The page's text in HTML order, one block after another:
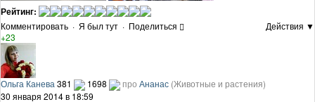
Рейтинг:
Комментировать · Я был тут · Поделиться
Действия ▼
+23
Ольга Канева 381 1698 про Ананас (Животные и растения)
30 января 2014 в 18:59